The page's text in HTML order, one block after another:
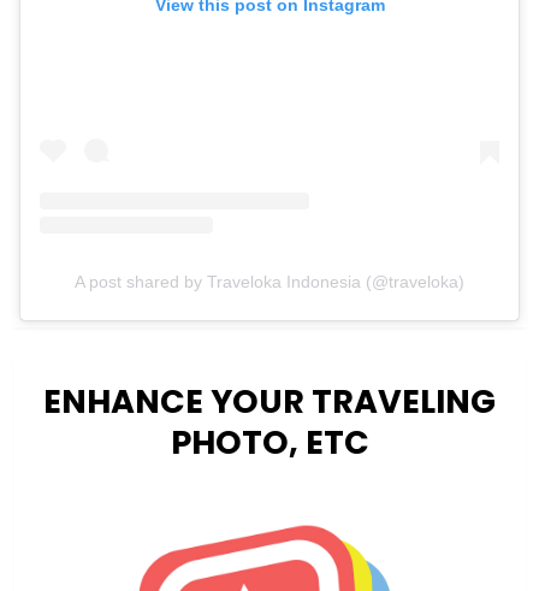
View this post on Instagram
A post shared by Traveloka Indonesia (@traveloka)
ENHANCE YOUR TRAVELING
PHOTO, ETC